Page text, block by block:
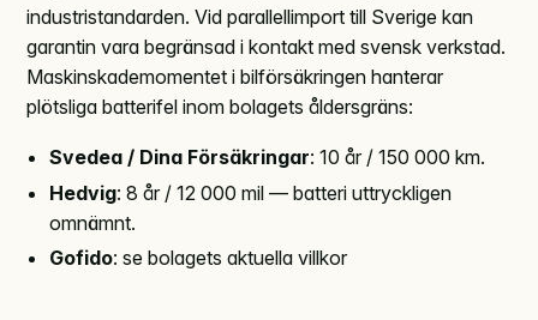
industristandarden. Vid parallellimport till Sverige kan
garantin vara begränsad i kontakt med svensk verkstad.
Maskinskademomentet i bilförsäkringen hanterar
plötsliga batterifel inom bolagets åldersgräns:
Svedea / Dina Försäkringar: 10 år / 150 000 km.
Hedvig: 8 år / 12 000 mil — batteri uttryckligen
omnämnt.
Gofido: se bolagets aktuella villkor